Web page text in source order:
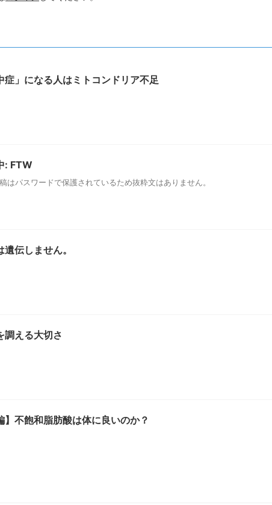
症」になる人はミトコンドリア不足
: FTW
はパスワードで保護されているため抜粋文はありません。
遺伝しません。
調える大切さ
】不飽和脂肪酸は体に良いのか？